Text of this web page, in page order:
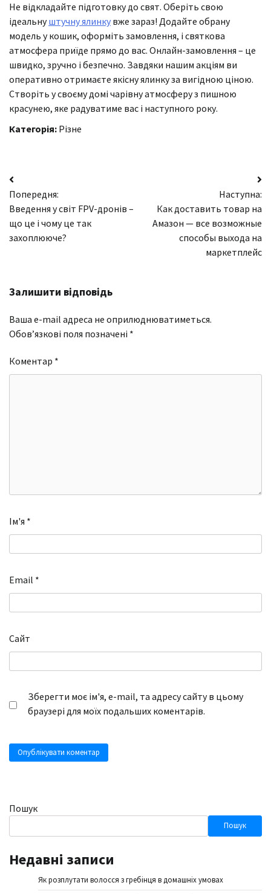
Не відкладайте підготовку до свят. Оберіть свою
ідеальнуштучну ялинку вже зараз! Додайте обрану
модель у кошик, оформіть замовлення, і святкова
атмосфера приїде прямо до вас. Онлайн-замовлення – це
швидко, зручно і безпечно. Завдяки нашим акціям ви
оперативно отримаєте якісну ялинку за вигідною ціною.
Створіть у своєму домі чарівну атмосферу з пишною
красунею, яке радуватиме вас і наступного року.
Категорія: Різне
Навігація
записів
Попередня:
Введення у світ FPV-дронів –
що це і чому це так
захоплююче?
Наступна:
Как доставить товар на
Амазон — все возможные
способы выхода на
маркетплейс
Залишити відповідь
Ваша e-mail адреса не оприлюднюватиметься.
Обов’язкові поля позначені *
Коментар *
Ім'я *
Email *
Сайт
Зберегти моє ім'я, e-mail, та адресу сайту в цьому
браузері для моїх подальших коментарів.
Пошук
Пошук
Недавні записи
Як розплутати волосся з гребінця в домашніх умовах